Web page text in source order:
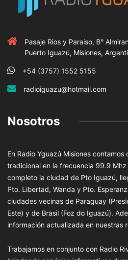
Pasaje Rios y Paraiso, B°
Puerto Iguazú, Misiones,
+54 (3757) 1552 5155
radioiguazu@hotmail.com
Nosotros
En Radio Yguazú Misiones
tradicional en la frecuencia 99.9
completo la ciudad de Pto Iguazú,
Pto. Libertad, Wanda y Pto.
ciudades vecinas de Paraguay
Este) y de Brasil (Foz do Iguazú).
información actualizada en nuestras
Trabajamos en conjunto con Radio